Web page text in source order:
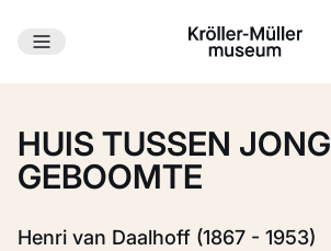
Ga naar hoofdinhoud
HUIS TUSSEN JONG
GEBOOMTE
Henri van Daalhoff (1867 - 1953)